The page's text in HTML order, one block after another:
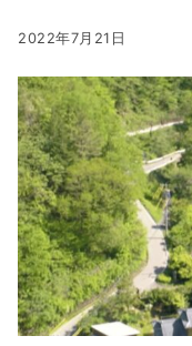
2022年7月21日